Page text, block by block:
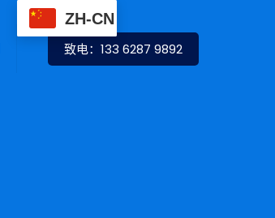
ZH-CN
致电：133 6287 9892